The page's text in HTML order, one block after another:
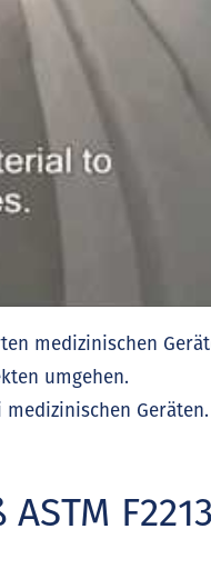
medizinischen
umgehen.
Geräten.